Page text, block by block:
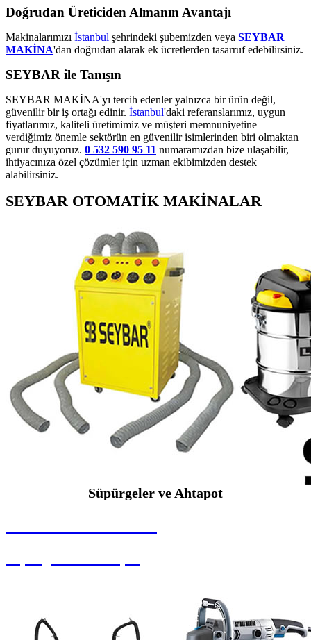
Doğrudan Üreticiden Almanın Avantajı
Makinalarımızı İstanbul şehrindeki şubemizden veya SEYBAR
MAKİNA'dan doğrudan alarak ek ücretlerden tasarruf edebilirsiniz.
SEYBAR ile Tanışın
SEYBAR MAKİNA'yı tercih edenler yalnızca bir ürün değil,
güvenilir bir iş ortağı edinir. İstanbul'daki referanslarımız, uygun
fiyatlarımız, kaliteli üretimimiz ve müşteri memnuniyetine
verdiğimiz önemle sektörün en güvenilir isimlerinden biri olmaktan
gurur duyuyoruz. 0 532 590 95 11 numaramızdan bize ulaşabilir,
ihtiyacınıza özel çözümler için uzman ekibimizden destek
alabilirsiniz.
SEYBAR OTOMATİK MAKİNALAR
Süpürgeler ve Ahtapot